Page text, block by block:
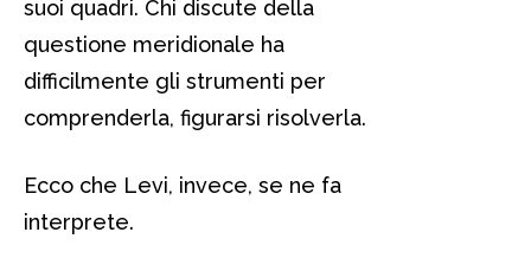
suoi quadri. Chi discute della
questione meridionale ha
difficilmente gli strumenti per
comprenderla, figurarsi risolverla.
Ecco che Levi, invece, se ne fa
interprete.